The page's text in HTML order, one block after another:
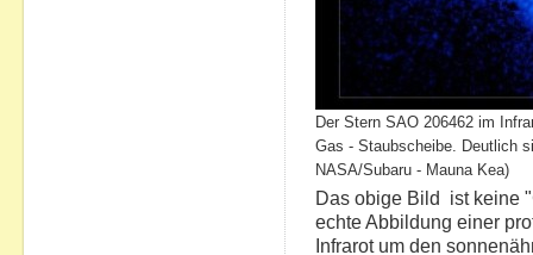
Der Stern SAO 206462 im
Gas - Staubscheibe. Deutlich
NASA/Subaru - Mauna Kea)
Das obige Bild ist keine
echte Abbildung einer
Infrarot um den